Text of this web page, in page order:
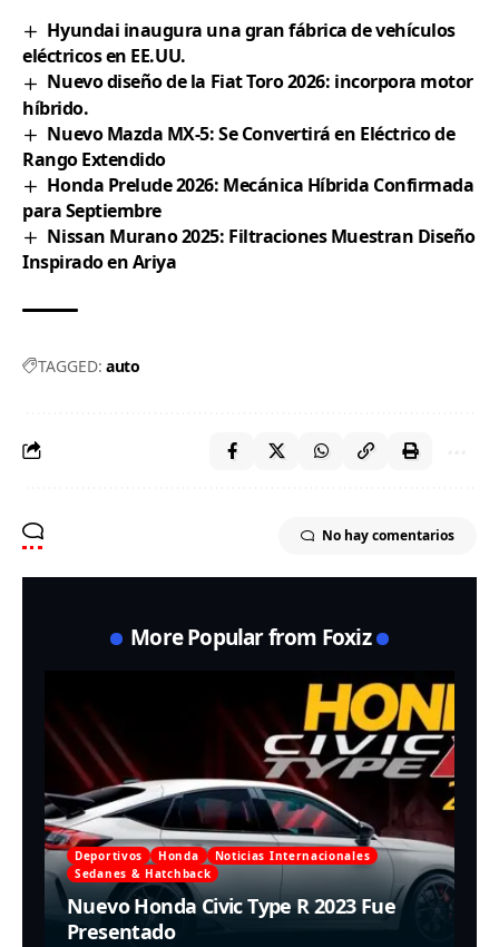
Hyundai inaugura una gran fábrica de vehículos
eléctricos en EE.UU.
Nuevo diseño de la Fiat Toro 2026: incorpora motor
híbrido.
Nuevo Mazda MX-5: Se Convertirá en Eléctrico de
Rango Extendido
Honda Prelude 2026: Mecánica Híbrida Confirmada
para Septiembre
Nissan Murano 2025: Filtraciones Muestran Diseño
Inspirado en Ariya
TAGGED: auto
No hay comentarios
More Popular from Foxiz
Deportivos Honda
Noticias Internacionales
Sedanes & Hatchback
Nuevo Honda Civic Type R 2023 Fue
Presentado